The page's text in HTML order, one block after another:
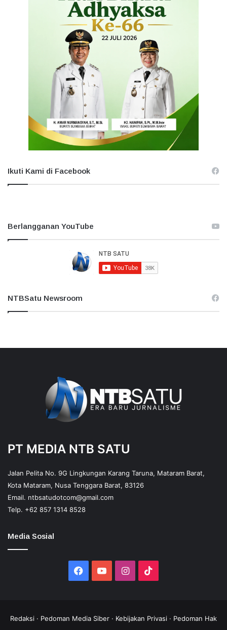
Ikuti Kami di Facebook
Berlangganan YouTube
NTBSatu Newsroom
PT MEDIA NTB SATU
Jalan Pelita No. 9G Lingkungan Karang Taruna, Mataram Barat,
Kota Mataram, Nusa Tenggara Barat, 83126
Email. ntbsatudotcom@gmail.com
Telp. +62 857 1314 8528
Media Sosial
Facebook
YouTubeInstagram
Redaksi · Pedoman Media Siber · Kebijakan Privasi · Pedoman Hak